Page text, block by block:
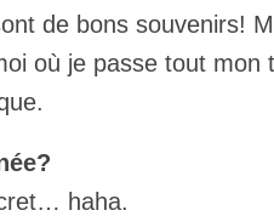
de bons souvenirs!
où je passe tout mon
haha.